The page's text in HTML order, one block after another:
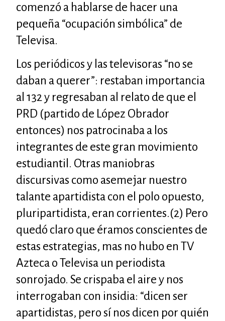
comenzó a hablarse de hacer una
pequeña “ocupación simbólica” de
Televisa.
Los periódicos y las televisoras “no se
daban a querer”: restaban importancia
al 132 y regresaban al relato de que el
PRD (partido de López Obrador
entonces) nos patrocinaba a los
integrantes de este gran movimiento
estudiantil. Otras maniobras
discursivas como asemejar nuestro
talante apartidista con el polo opuesto,
pluripartidista, eran corrientes.(2) Pero
quedó claro que éramos conscientes de
estas estrategias, mas no hubo en TV
Azteca o Televisa un periodista
sonrojado. Se crispaba el aire y nos
interrogaban con insidia: “dicen ser
apartidistas, pero sí nos dicen por quién